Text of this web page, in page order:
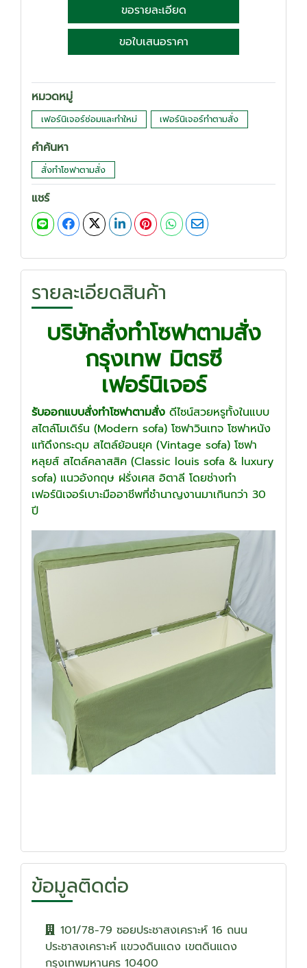
ขอรายละเอียด
ขอใบเสนอราคา
หมวดหมู่
เฟอร์นิเจอร์ซ่อมและทำใหม่ เฟอร์นิเจอร์ทำตามสั่ง
คำค้นหา
สั่งทำโซฟาตามสั่ง
แชร์
รายละเอียดสินค้า
บริษัทสั่งทำโซฟาตามสั่ง
กรุงเทพ มิตรซี
เฟอร์นิเจอร์
รับออกแบบสั่งทำโซฟาตามสั่ง ดีไซน์สวยหรูทั้งในแบบ
สไตล์โมเดิร์น (Modern sofa) โซฟาวินเทจ โซฟาหนัง
แท้ดึงกระดุม สไตล์ย้อนยุค (Vintage sofa) โซฟา
หลุยส์ สไตล์คลาสสิค (Classic louis sofa & luxury
sofa) แนวอังกฤษ ฝรั่งเศส อิตาลี โดยช่างทำ
เฟอร์นิเจอร์เบาะมืออาชีพที่ชำนาญงานมาเกินกว่า 30
ปี
ข้อมูลติดต่อ
101/78-79 ซอยประชาสงเคราะห์ 16 ถนน
ประชาสงเคราะห์ แขวงดินแดง เขตดินแดง
กรุงเทพมหานคร 10400